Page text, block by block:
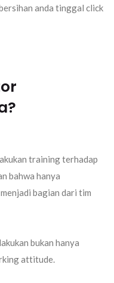
anda tinggal click
training terhadap
bahwa hanya
bagian dari tim
bukan hanya
attitude.